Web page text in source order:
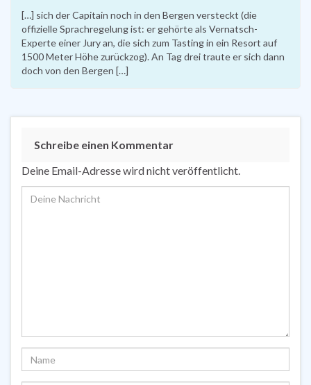
[…] sich der Capitain noch in den Bergen versteckt (die
offizielle Sprachregelung ist: er gehörte als Vernatsch-
Experte einer Jury an, die sich zum Tasting in ein Resort auf
1500 Meter Höhe zurückzog). An Tag drei traute er sich dann
doch von den Bergen […]
Schreibe einen Kommentar
Deine Email-Adresse wird nicht veröffentlicht.